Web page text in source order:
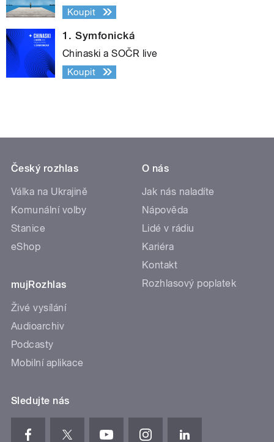
Koupit
1. Symfonická
Chinaski a SOČR live
Koupit
Český rozhlas
Válka na Ukrajině
Komunální volby
Stanice
eShop
mujRozhlas
Živé vysílání
Audioarchiv
Podcasty
Mobilní aplikace
O nás
Jak nás naladíte
Nápověda
Lidé v rádiu
Kariéra
Kontakt
Rozhlasový poplatek
Sledujte nás